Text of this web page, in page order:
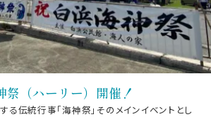
祭（ハーリー）開催！
伝統行事「海神祭」そのメインイベントとし